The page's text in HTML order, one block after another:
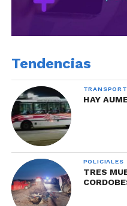
Tendencias
HAY
POLICIALES
TRES